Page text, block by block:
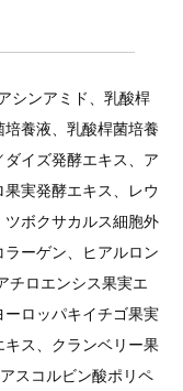
シンアミド、乳酸桿
養液、乳酸桿菌培養
イズ発酵エキス、ア
実発酵エキス、レウ
ボクサカルス細胞外
ーゲン、ヒアルロン
チロエンシス果実エ
ロッパキイチゴ果実
ス、クランベリー果
スコルビン酸ポリペ